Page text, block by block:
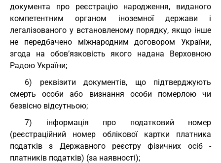
документа про реєстрацію народження, виданого
компетентним органом іноземної держави і
легалізованого у встановленому порядку, якщо інше
не передбачено міжнародним договором України,
згода на обов’язковість якого надана Верховною
Радою України;
6) реквізити документів, що підтверджують
смерть особи або визнання особи померлою чи
безвісно відсутньою;
7) інформація про податковий номер
(реєстраційний номер облікової картки платника
податків з Державного реєстру фізичних осіб -
платників податків) (за наявності);